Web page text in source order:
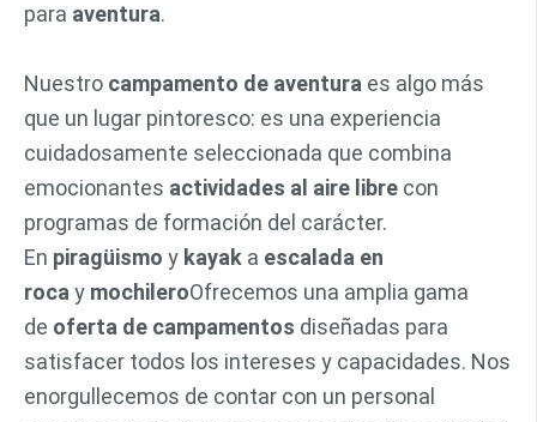
para aventura.
Nuestro campamento de aventura es algo más
que un lugar pintoresco: es una experiencia
cuidadosamente seleccionada que combina
emocionantes actividades al aire libre con
programas de formación del carácter.
En piragüismo y kayak a escalada en
roca y mochileroOfrecemos una amplia gama
de oferta de campamentos diseñadas para
satisfacer todos los intereses y capacidades. Nos
enorgullecemos de contar con un personal